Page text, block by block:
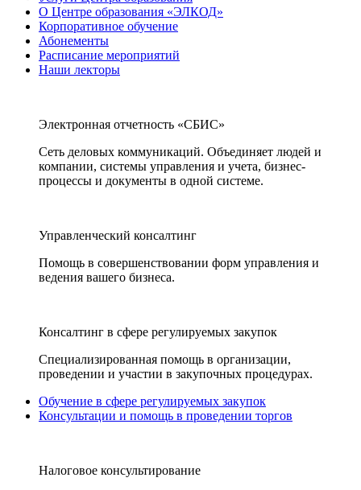
О Центре образования «ЭЛКОД»
Корпоративное обучение
Абонементы
Расписание мероприятий
Наши лекторы
Электронная отчетность «СБИС»
Сеть деловых коммуникаций. Объединяет людей и
компании, системы управления и учета, бизнес-
процессы и документы в одной системе.
Управленческий консалтинг
Помощь в совершенствовании форм управления и
ведения вашего бизнеса.
Консалтинг в сфере регулируемых закупок
Специализированная помощь в организации,
проведении и участии в закупочных процедурах.
Обучение в сфере регулируемых закупок
Консультации и помощь в проведении торгов
Налоговое консультирование